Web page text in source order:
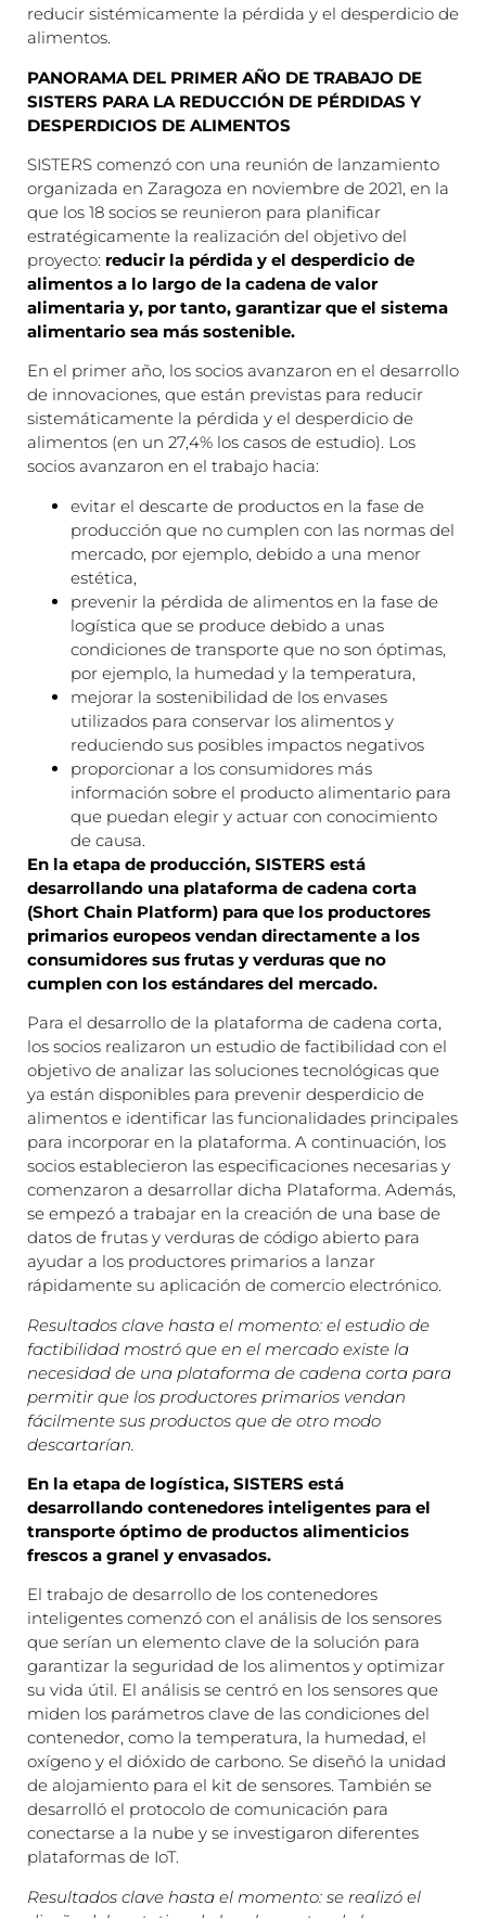
reducir sistémicamente la pérdida y el desperdicio de
alimentos.
PANORAMA DEL PRIMER AÑO DE TRABAJO DE
SISTERS PARA LA REDUCCIÓN DE PÉRDIDAS Y
DESPERDICIOS DE ALIMENTOS
SISTERS comenzó con una reunión de lanzamiento
organizada en Zaragoza en noviembre de 2021, en la
que los 18 socios se reunieron para planificar
estratégicamente la realización del objetivo del
proyecto: reducir la pérdida y el desperdicio de
alimentos a lo largo de la cadena de valor
alimentaria y, por tanto, garantizar que el sistema
alimentario sea más sostenible.
En el primer año, los socios avanzaron en el desarrollo
de innovaciones, que están previstas para reducir
sistemáticamente la pérdida y el desperdicio de
alimentos (en un 27,4% los casos de estudio). Los
socios avanzaron en el trabajo hacia:
evitar el descarte de productos en la fase de
producción que no cumplen con las normas del
mercado, por ejemplo, debido a una menor
estética,
prevenir la pérdida de alimentos en la fase de
logística que se produce debido a unas
condiciones de transporte que no son óptimas,
por ejemplo, la humedad y la temperatura,
mejorar la sostenibilidad de los envases
utilizados para conservar los alimentos y
reduciendo sus posibles impactos negativos
proporcionar a los consumidores más
información sobre el producto alimentario para
que puedan elegir y actuar con conocimiento
de causa.
En la etapa de producción, SISTERS está
desarrollando una plataforma de cadena corta
(Short Chain Platform) para que los productores
primarios europeos vendan directamente a los
consumidores sus frutas y verduras que no
cumplen con los estándares del mercado.
Para el desarrollo de la plataforma de cadena corta,
los socios realizaron un estudio de factibilidad con el
objetivo de analizar las soluciones tecnológicas que
ya están disponibles para prevenir desperdicio de
alimentos e identificar las funcionalidades principales
para incorporar en la plataforma. A continuación, los
socios establecieron las especificaciones necesarias y
comenzaron a desarrollar dicha Plataforma. Además,
se empezó a trabajar en la creación de una base de
datos de frutas y verduras de código abierto para
ayudar a los productores primarios a lanzar
rápidamente su aplicación de comercio electrónico.
Resultados clave hasta el momento: el estudio de
factibilidad mostró que en el mercado existe la
necesidad de una plataforma de cadena corta para
permitir que los productores primarios vendan
fácilmente sus productos que de otro modo
descartarían.
En la etapa de logística, SISTERS está
desarrollando contenedores inteligentes para el
transporte óptimo de productos alimenticios
frescos a granel y envasados.
El trabajo de desarrollo de los contenedores
inteligentes comenzó con el análisis de los sensores
que serían un elemento clave de la solución para
garantizar la seguridad de los alimentos y optimizar
su vida útil. El análisis se centró en los sensores que
miden los parámetros clave de las condiciones del
contenedor, como la temperatura, la humedad, el
oxígeno y el dióxido de carbono. Se diseñó la unidad
de alojamiento para el kit de sensores. También se
desarrolló el protocolo de comunicación para
conectarse a la nube y se investigaron diferentes
plataformas de IoT.
Resultados clave hasta el momento: se realizó el